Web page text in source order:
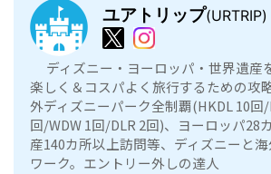
ユアトリップ(URTRIP)
ディズニー・ヨーロッパ・世界遺産
楽しく＆コスパよく旅行するための攻
外ディズニーパーク全制覇(HKDL 10回
回/WDW 1回/DLR 2回)、ヨーロッパ28
産140カ所以上訪問等、ディズニーと
ワーク。エントリー外しの達人